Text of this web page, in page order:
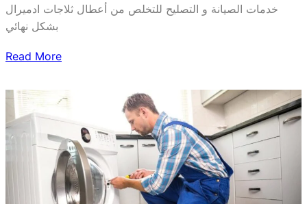
خدمات الصيانة و التصليح للتخلص من أعطال ثلاجات ادميرال
بشكل نهائي
Read More